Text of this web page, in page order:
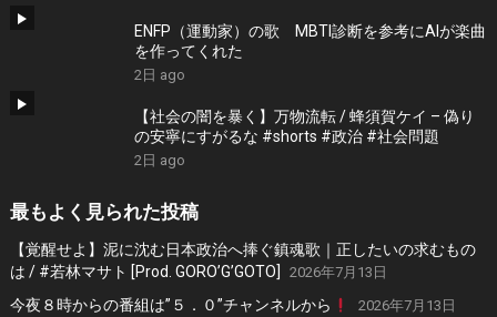
ENFP（運動家）の歌 MBTI診断を参考にAIが楽曲
を作ってくれた
2日 ago
【社会の闇を暴く】万物流転 / 蜂須賀ケイ – 偽り
の安寧にすがるな #shorts #政治 #社会問題
2日 ago
最もよく見られた投稿
【覚醒せよ】泥に沈む日本政治へ捧ぐ鎮魂歌｜正したいの求むもの
は / #若林マサト [Prod. GORO’G’GOTO]
2026年7月13日
今夜８時からの番組は”５．０”チャンネルから 2026年7月13日